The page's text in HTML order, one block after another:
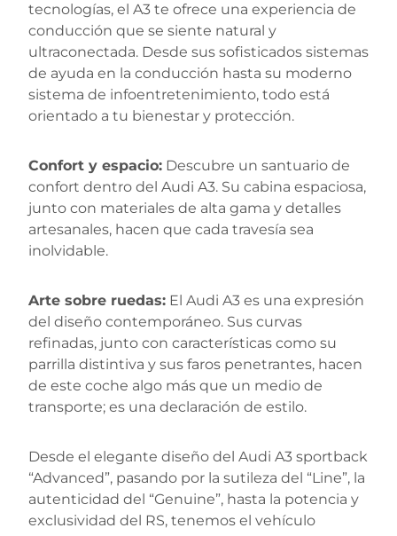
tecnologías, el A3 te ofrece una experiencia de
conducción que se siente natural y
ultraconectada. Desde sus sofisticados sistemas
de ayuda en la conducción hasta su moderno
sistema de infoentretenimiento, todo está
orientado a tu bienestar y protección.
Confort y espacio: Descubre un santuario de
confort dentro del Audi A3. Su cabina espaciosa,
junto con materiales de alta gama y detalles
artesanales, hacen que cada travesía sea
inolvidable.
Arte sobre ruedas: El Audi A3 es una expresión
del diseño contemporáneo. Sus curvas
refinadas, junto con características como su
parrilla distintiva y sus faros penetrantes, hacen
de este coche algo más que un medio de
transporte; es una declaración de estilo.
Desde el elegante diseño del Audi A3 sportback
“Advanced”, pasando por la sutileza del “Line”, la
autenticidad del “Genuine”, hasta la potencia y
exclusividad del RS, tenemos el vehículo